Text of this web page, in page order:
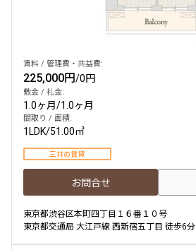
賃料 / 管理費・共益費:
225,000円/0円
敷金 / 礼金:
1.0ヶ月/1.0ヶ月
間取り / 面積:
1LDK/51.00㎡
三井の賃貸
お問合せ
東京都渋谷区本町四丁目１６番１０号
東京都交通局 大江戸線 西新宿五丁目 徒歩6分